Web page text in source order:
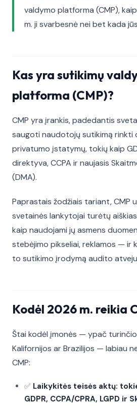
valdymo platforma (CMP),
m. ji svarbesnė nei bet kada
Kas yra sutikimų
platforma (CMP)?
CMP yra įrankis, padedantis
saugoti naudotojų sutikimą rinkti
privatumo įstatymų, tokių kaip
direktyva, CCPA ir naujasis
(DMA).
Paprastais žodžiais tariant, CMP
svetainės lankytojai turėtų
kaip naudojami jų asmens
stebėjimo pikseliai, reklamos — ir
to sutikimo įrodymą audito
Kodėl 2026 m. reikia
Štai kodėl įmonės — ypač
Kalifornijos ar Brazilijos — labiau
CMP:
✅ Laikykitės teisės aktų:
GDPR, CCPA/CPRA, LGPD ir